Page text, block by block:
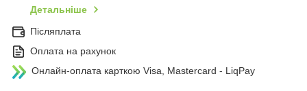
Детальніше
Післяплата
Оплата на рахунок
Онлайн-оплата карткою Visa, Mastercard - LiqPay